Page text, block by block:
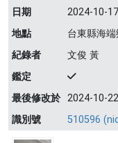
日期
2024-10-17
地點
台東縣海端
紀錄者
文俊 黃
鑑定
最後修改於 2024-10-22
識別號
510596